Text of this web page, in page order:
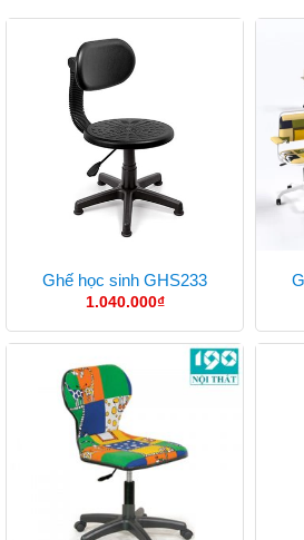
Ghế học sinh GHS233
1.040.000₫